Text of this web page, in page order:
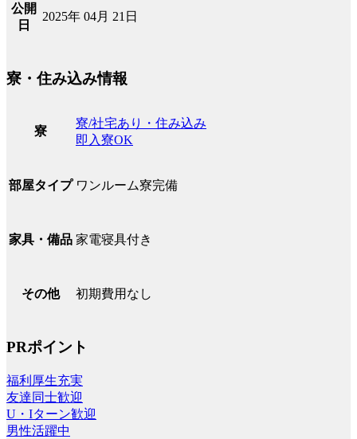
公開
日
2025年 04月 21日
寮・住み込み情報
寮
寮/社宅あり・住み込み
即入寮OK
部屋タイプ ワンルーム寮完備
家具・備品 家電寝具付き
その他 初期費用なし
PRポイント
福利厚生充実
友達同士歓迎
U・Iターン歓迎
男性活躍中